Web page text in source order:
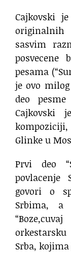
Cajkovski
sasvim
posvecene
pesama
je ovo milog
deo
Cajkovski
Glinke u
Prvi deo
povlacenje
govori o
Srbima,
Srba,